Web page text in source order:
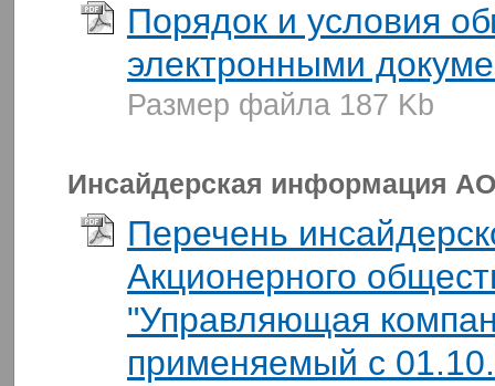
Порядок и условия
электронными
Размер файла 187 Kb
Инсайдерская информация
Перечень
Акционерного
"Управляющая
применяемый с